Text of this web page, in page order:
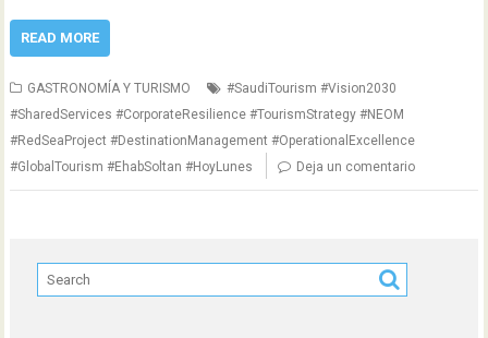
READ MORE
GASTRONOMÍA Y TURISMO
#SaudiTourism #Vision2030
#SharedServices #CorporateResilience #TourismStrategy #NEOM
#RedSeaProject #DestinationManagement #OperationalExcellence
#GlobalTourism #EhabSoltan #HoyLunes
Deja un comentario